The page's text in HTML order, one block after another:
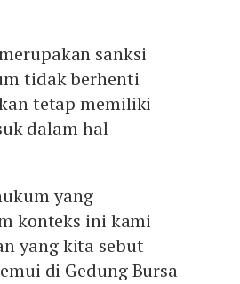
sanksi
tidak berhenti
tetap memiliki
dalam hal
yang
konteks ini kami
yang kita sebut
di Gedung Bursa